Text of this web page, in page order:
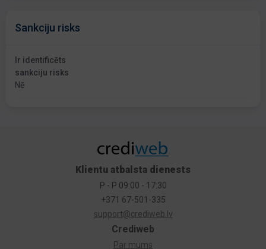
Sankciju risks
Ir identificēts
sankciju risks
Nē
Crediweb
Par mums
Klientu atbalsta dienests
P - P 09:00 - 17:30
+371 67-501-335
support@crediweb.lv